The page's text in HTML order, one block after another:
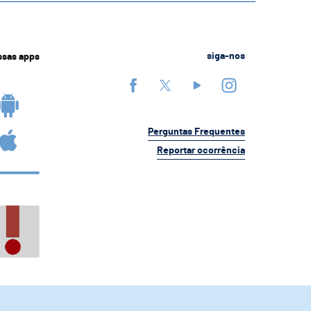
apps siga-nos
Perguntas Frequentes
Reportar ocorrência